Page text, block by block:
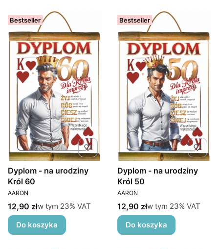
Bestseller
Dyplom - na urodziny
Król 60
PRODUCENT
AARON
Cena brutto
12,90 złw tym %s VAT
w tym 23% VAT
Do koszyka
Bestseller
Dyplom - na urodziny
Król 50
PRODUCENT
AARON
Cena brutto
12,90 złw tym %s VAT
w tym 23% VAT
Do koszyka